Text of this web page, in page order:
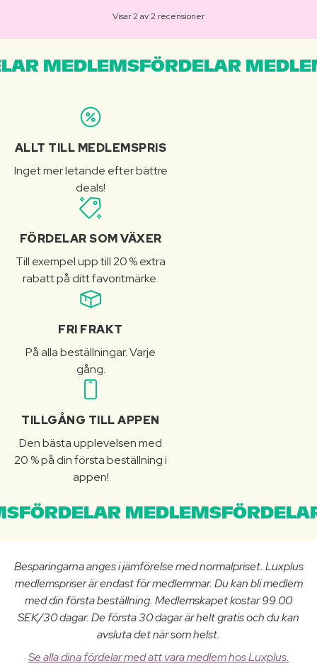
Visar 2 av 2 recensioner
MEDLEMSFÖRDELAR
ALLT TILL MEDLEMSPRIS
Inget mer letande efter bättre
deals!
FÖRDELAR SOM VÄXER
Till exempel upp till 20 % extra
rabatt på ditt favoritmärke.
FRI FRAKT
På alla beställningar. Varje
gång.
TILLGÅNG TILL APPEN
Den bästa upplevelsen med
20 % på din första beställning i
appen!
Besparingarna anges i jämförelse med normalpriset. Luxplus
medlemspriser är endast för medlemmar. Du kan bli medlem
med din första beställning. Medlemskapet kostar 99.00
SEK/30 dagar. De första 30 dagar är helt gratis och du kan
avsluta det när som helst.
Se alla dina fördelar med att vara medlem hos Luxplus.